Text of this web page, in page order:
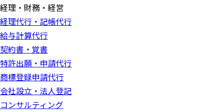
経理・財務・経営
経理代行・記帳代行
給与計算代行
契約書・覚書
特許出願・申請代行
商標登録申請代行
会社設立・法人登記
コンサルティング